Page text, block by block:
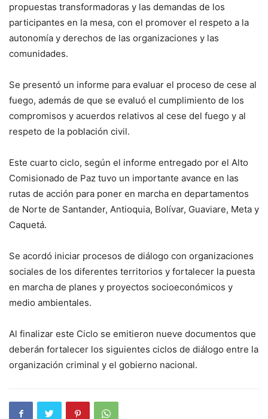
propuestas transformadoras y las demandas de los
participantes en la mesa, con el promover el respeto a la
autonomía y derechos de las organizaciones y las
comunidades.
Se presentó un informe para evaluar el proceso de cese al
fuego, además de que se evaluó el cumplimiento de los
compromisos y acuerdos relativos al cese del fuego y al
respeto de la población civil.
Este cuarto ciclo, según el informe entregado por el Alto
Comisionado de Paz tuvo un importante avance en las
rutas de acción para poner en marcha en departamentos
de Norte de Santander, Antioquia, Bolívar, Guaviare, Meta y
Caquetá.
Se acordó iniciar procesos de diálogo con organizaciones
sociales de los diferentes territorios y fortalecer la puesta
en marcha de planes y proyectos socioeconómicos y
medio ambientales.
Al finalizar este Ciclo se emitieron nueve documentos que
deberán fortalecer los siguientes ciclos de diálogo entre la
organización criminal y el gobierno nacional.